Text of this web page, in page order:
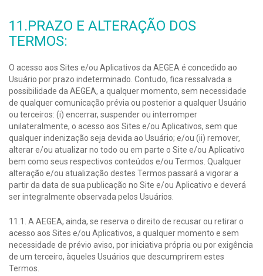
11.PRAZO E ALTERAÇÃO DOS
TERMOS:
O acesso aos Sites e/ou Aplicativos da AEGEA é concedido ao
Usuário por prazo indeterminado. Contudo, fica ressalvada a
possibilidade da AEGEA, a qualquer momento, sem necessidade
de qualquer comunicação prévia ou posterior a qualquer Usuário
ou terceiros: (i) encerrar, suspender ou interromper
unilateralmente, o acesso aos Sites e/ou Aplicativos, sem que
qualquer indenização seja devida ao Usuário; e/ou (ii) remover,
alterar e/ou atualizar no todo ou em parte o Site e/ou Aplicativo
bem como seus respectivos conteúdos e/ou Termos. Qualquer
alteração e/ou atualização destes Termos passará a vigorar a
partir da data de sua publicação no Site e/ou Aplicativo e deverá
ser integralmente observada pelos Usuários.
11.1. A AEGEA, ainda, se reserva o direito de recusar ou retirar o
acesso aos Sites e/ou Aplicativos, a qualquer momento e sem
necessidade de prévio aviso, por iniciativa própria ou por exigência
de um terceiro, àqueles Usuários que descumprirem estes
Termos.